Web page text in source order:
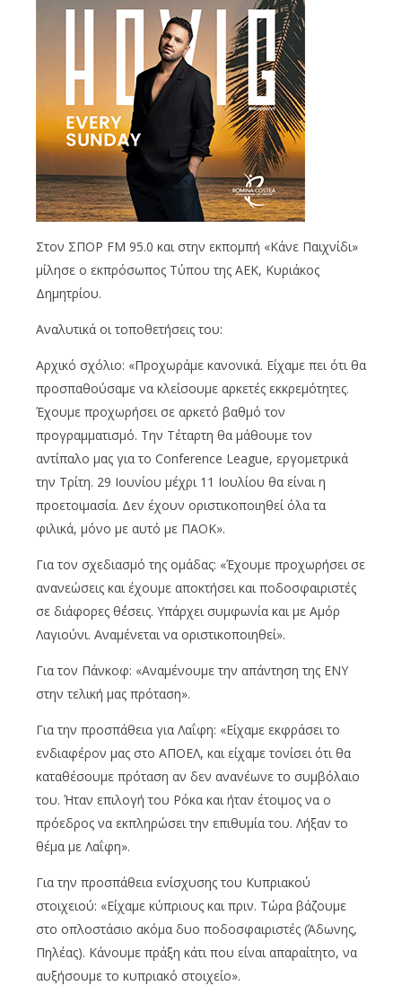
Στον ΣΠΟΡ FM 95.0 και στην εκπομπή «Κάνε Παιχνίδι»
μίλησε ο εκπρόσωπος Τύπου της ΑΕΚ, Κυριάκος
Δημητρίου.
Αναλυτικά οι τοποθετήσεις του:
Αρχικό σχόλιο: «Προχωράμε κανονικά. Είχαμε πει ότι θα
προσπαθούσαμε να κλείσουμε αρκετές εκκρεμότητες.
Έχουμε προχωρήσει σε αρκετό βαθμό τον
προγραμματισμό. Την Τέταρτη θα μάθουμε τον
αντίπαλο μας για το Conference League, εργομετρικά
την Τρίτη. 29 Ιουνίου μέχρι 11 Ιουλίου θα είναι η
προετοιμασία. Δεν έχουν οριστικοποιηθεί όλα τα
φιλικά, μόνο με αυτό με ΠΑΟΚ».
Για τον σχεδιασμό της ομάδας: «Έχουμε προχωρήσει σε
ανανεώσεις και έχουμε αποκτήσει και ποδοσφαιριστές
σε διάφορες θ΄έσεις. Υπάρχει συμφωνία και με Αμόρ
Λαγιούνι. Αναμένεται να οριστικοποιηθεί».
Για τον Πάνκοφ: «Αναμένουμε την απάντηση της ΕΝΥ
στην τελική μας πρόταση».
Για την προσπάθεια για Λαΐφη: «Είχαμε εκφράσει το
ενδιαφέρον μας στο ΑΠΟΕΛ, και είχαμε τονίσει ότι θα
καταθέσουμε πρόταση αν δεν ανανέωνε το συμβόλαιο
του. Ήταν επιλογή του Ρόκα και ήταν έτοιμος να ο
πρόεδρος να εκπληρώσει την επιθυμία του. Λήξαν το
θέμα με Λαΐφη».
Για την προσπάθεια ενίσχυσης του Κυπριακού
στοιχειού: «Είχαμε κύπριους και πριν. Τώρα βάζουμε
στο οπλοστάσιο ακόμα δυο ποδοσφαιριστές (Άδωνης,
Πηλέας). Κάνουμε πράξη κάτι που είναι απαραίτητο, να
αυξήσουμε το κυπριακό στοιχείο».